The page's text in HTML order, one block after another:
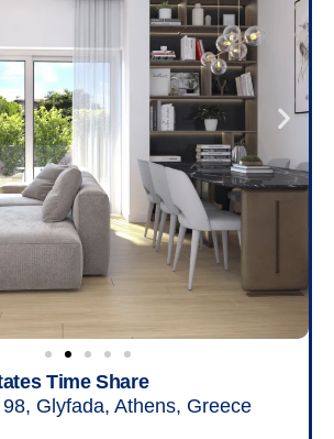
Time Share
98, Glyfada, Athens, Greece